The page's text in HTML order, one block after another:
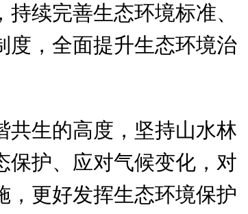
续完善生态环境标准、
度，全面提升生态环境治
共生的高度，坚持山水林
保护、应对气候变化，对
，更好发挥生态环境保护